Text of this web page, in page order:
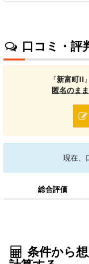
口コミ・評
『新富町II
匿名のま
現在、
総合評価
条件から